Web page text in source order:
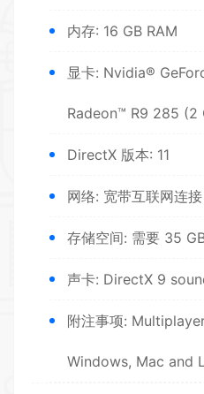
内存: 16 GB RAM
显卡: Nvidia®
Radeon™ R9 285 (2
DirectX 版本: 11
网络: 宽带互联网连接
存储空间: 需要 35
声卡: DirectX 9
附注事项:
Windows, Mac and